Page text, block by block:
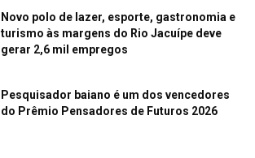
Novo polo de lazer, esporte, gastronomia e
turismo às margens do Rio Jacuípe deve
gerar 2,6 mil empregos
Pesquisador baiano é um dos vencedores
do Prêmio Pensadores de Futuros 2026